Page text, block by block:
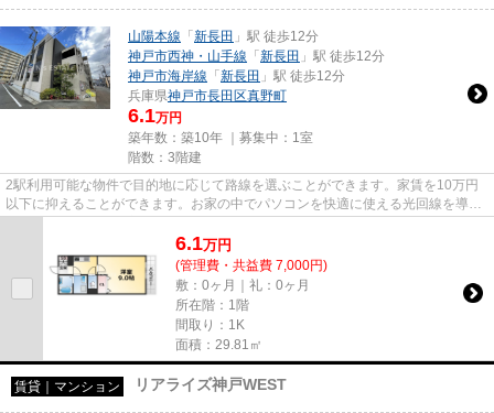
山陽本線 「 新長田 」駅 徒歩12分
神戸市西神・山手線 「 新長田 」駅 徒歩12分
神戸市海岸線 「 新長田 」駅 徒歩12分
兵庫県神戸市長田区真野町
6.1万円
築年数：築10年 ｜募集中： 1室
階数：3階建
2駅利用可能な物件で目的地に応じて路線を選ぶことができます。家賃を10万円
以下に抑えることができます。お家の中でパソコンを快適に使える光回線を導入
6.1万円
(管理費・共益費 7,000円)
敷：0ヶ月｜礼：0ヶ月
所在階：1階
間取り：1K
面積：29.81㎡
賃貸｜マンション リアライズ神戸WEST